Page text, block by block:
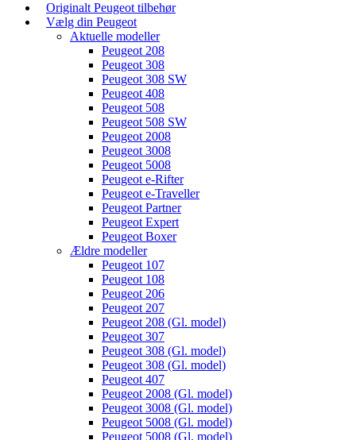
Originalt Peugeot tilbehør
Vælg din Peugeot
Aktuelle modeller
Peugeot 208
Peugeot 308
Peugeot 308 SW
Peugeot 408
Peugeot 508
Peugeot 508 SW
Peugeot 2008
Peugeot 3008
Peugeot 5008
Peugeot e-Rifter
Peugeot e-Traveller
Peugeot Partner
Peugeot Expert
Peugeot Boxer
Ældre modeller
Peugeot 107
Peugeot 108
Peugeot 206
Peugeot 207
Peugeot 208 (Gl. model)
Peugeot 307
Peugeot 308 (Gl. model)
Peugeot 308 (Gl. model)
Peugeot 407
Peugeot 2008 (Gl. model)
Peugeot 3008 (Gl. model)
Peugeot 5008 (Gl. model)
Peugeot 5008 (Gl. model)